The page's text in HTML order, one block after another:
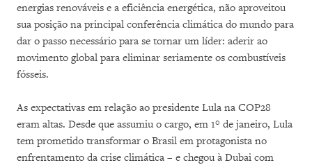
energias renováveis e a eficiência energética, não aproveitou
sua posição na principal conferência climática do mundo para
dar o passo necessário para se tornar um líder: aderir ao
movimento global para eliminar seriamente os combustíveis
fósseis.
As expectativas em relação ao presidente Lula na COP28
eram altas. Desde que assumiu o cargo, em 1° de janeiro, Lula
tem prometido transformar o Brasil em protagonista no
enfrentamento da crise climática – e chegou à Dubai com